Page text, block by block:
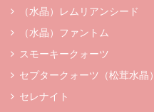
（水晶）レムリアンシード
（水晶）ファントム
スモーキークォーツ
セプタークォーツ（松茸水晶）
セレナイト